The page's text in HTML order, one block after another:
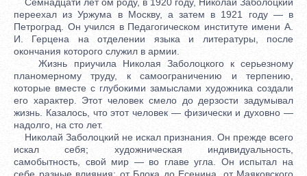
переехал из Уржума в Москву, а затем в 1921 году — в
Петроград. Он учился в Педагогическом институте имени А.
И. Герцена на отделении языка и литературы, после
окончания которого служил в армии.
Жизнь приучила Николая Заболоцкого к серьезному
планомерному труду, к самоограничению и терпению,
которые вместе с глубокими замыслами художника создали
его характер. Этот человек смело до дерзости задумывал
жизнь. Казалось, что этот человек — физически и духовно —
надолго, на сто лет.
Николай Заболоцкий не искал признания. Он прежде всего
искал себя; художническая индивидуальность,
самобытность, свой мир — во главе угла. Он испытал на
себе разные влияния: от Блока до Есенина, от Маяковского